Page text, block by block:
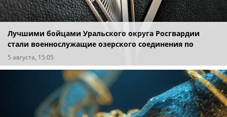
Лучшими бойцами Уральского округа Росгвардии
стали военнослужащие озерского соединения по
охране важных государственных объектов
5 августа, 15:05